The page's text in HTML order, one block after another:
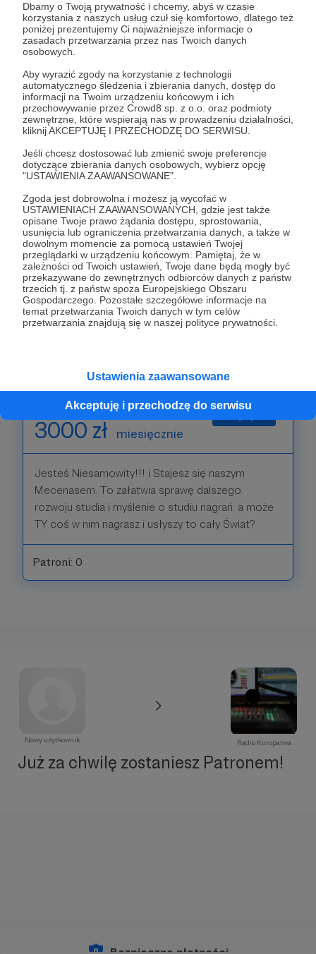
Dbamy o Twoją prywatność i chcemy, abyś w czasie
korzystania z naszych usług czuł się komfortowo, dlatego też
poniżej prezentujemy Ci najważniejsze informacje o
zasadach przetwarzania przez nas Twoich danych
osobowych.
Aby wyrazić zgody na korzystanie z technologii
automatycznego śledzenia i zbierania danych, dostęp do
informacji na Twoim urządzeniu końcowym i ich
przechowywanie przez Crowd8 sp. z o.o. oraz podmioty
zewnętrzne, które wspierają nas w prowadzeniu działalności,
kliknij AKCEPTUJĘ I PRZECHODZĘ DO SERWISU.
Jeśli chcesz dostosować lub zmienić swoje preferencje
dotyczące zbierania danych osobowych, wybierz opcję
"USTAWIENIA ZAAWANSOWANE".
Zgoda jest dobrowolna i możesz ją wycofać w
USTAWIENIACH ZAAWANSOWANYCH, gdzie jest także
opisane Twoje prawo żądania dostępu, sprostowania,
usunięcia lub ograniczenia przetwarzania danych, a także w
dowolnym momencie za pomocą ustawień Twojej
przeglądarki w urządzeniu końcowym. Pamiętaj, że w
zależności od Twoich ustawień, Twoje dane będą mogły być
przekazywane do zewnętrznych odbiorców danych z państw
trzecich tj. z państw spoza Europejskiego Obszaru
Gospodarczego. Pozostałe szczegółowe informacje na
temat przetwarzania Twoich danych w tym celów
przetwarzania znajdują się w naszej polityce prywatności.
Ustawienia zaawansowane
Akceptuję i przechodzę do serwisu
100 zł
Ooo, jest mi miło, dzięki wsparciu będziemy mogli
nadawać więcej audycji na żywo a Ty po 3
miesiącach wsparcia otrzymasz wspaniały radiowy
upominek
500 zł miesięcznie
To już wyższy poziom Twojego wsparcia,
zapraszamy Cię do naszego studia na audycję, kto
wie, może ją poprowadzisz?
3000 zł miesięcznie
Jesteś Niesamowity!!! i Stajesz się naszym
Mecenasem. To załatwia sprawę dalszego
rozwoju studia i myślenie o studiu nagrań. a może
TY coś w nim nagrasz i usłyszy to cały Świat?
Patroni: 0
Nowy użytkownik Radio Kuropatwa
Już za chwilę zostaniesz Patronem!